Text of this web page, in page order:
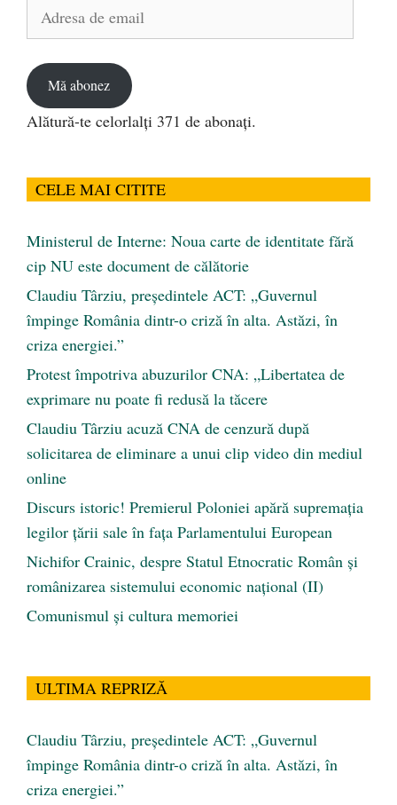
Mă abonez
Alătură-te celorlalți 371 de abonați.
CELE MAI CITITE
Ministerul de Interne: Noua carte de identitate fără
cip NU este document de călătorie
Claudiu Târziu, președintele ACT: „Guvernul
împinge România dintr-o criză în alta. Astăzi, în
criza energiei.”
Protest împotriva abuzurilor CNA: „Libertatea de
exprimare nu poate fi redusă la tăcere
Claudiu Târziu acuză CNA de cenzură după
solicitarea de eliminare a unui clip video din mediul
online
Discurs istoric! Premierul Poloniei apără supremația
legilor țării sale în fața Parlamentului European
Nichifor Crainic, despre Statul Etnocratic Român şi
românizarea sistemului economic naţional (II)
Comunismul şi cultura memoriei
ULTIMA REPRIZĂ
Claudiu Târziu, președintele ACT: „Guvernul
împinge România dintr-o criză în alta. Astăzi, în
criza energiei.”